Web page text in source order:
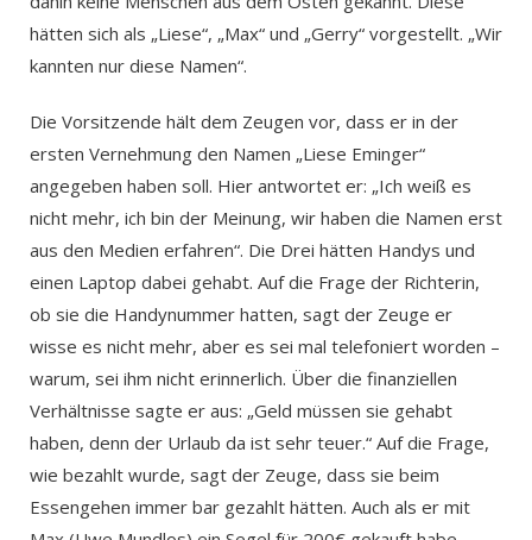
hätten sich als „Liese“, „Max“ und „Gerry“ vorgestellt. „Wir
kannten nur diese Namen“.
Die Vorsitzende hält dem Zeugen vor, dass er in der
ersten Vernehmung den Namen „Liese Eminger“
angegeben haben soll. Hier antwortet er: „Ich weiß es
nicht mehr, ich bin der Meinung, wir haben die Namen erst
aus den Medien erfahren“. Die Drei hätten Handys und
einen Laptop dabei gehabt. Auf die Frage der Richterin,
ob sie die Handynummer hatten, sagt der Zeuge er
wisse es nicht mehr, aber es sei mal telefoniert worden –
warum, sei ihm nicht erinnerlich. Über die finanziellen
Verhältnisse sagte er aus: „Geld müssen sie gehabt
haben, denn der Urlaub da ist sehr teuer.“ Auf die Frage,
wie bezahlt wurde, sagt der Zeuge, dass sie beim
Essengehen immer bar gezahlt hätten. Auch als er mit